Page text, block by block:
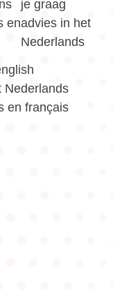
Nederlands
en français